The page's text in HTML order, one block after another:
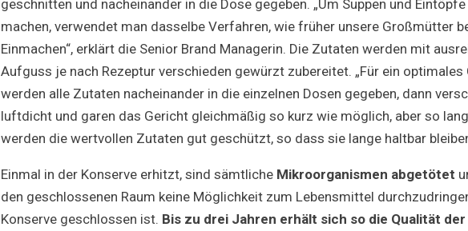
geschnitten und nacheinander in die Dose gegeben. „Um Suppen und
machen, verwendet man dasselbe Verfahren, wie früher unsere Großmütter
Einmachen“, erklärt die Senior Brand Managerin. Die Zutaten werden mit
Aufguss je nach Rezeptur verschieden gewürzt zubereitet. „Für ein
werden alle Zutaten nacheinander in die einzelnen Dosen gegeben, dann
luftdicht und garen das Gericht gleichmäßig so kurz wie möglich, aber so
werden die wertvollen Zutaten gut geschützt, so dass sie lange haltbar
Einmal in der Konserve erhitzt, sind sämtliche Mikroorganismen abgetötet
den geschlossenen Raum keine Möglichkeit zum Lebensmittel
Konserve geschlossen ist. Bis zu drei Jahren erhält sich so die Qualität